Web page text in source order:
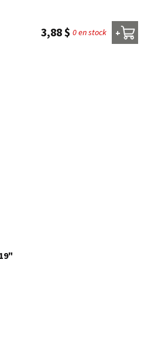
3,88 $ 0 en stock +